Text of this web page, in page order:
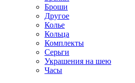
Броши
Другое
Колье
Кольца
Комплекты
Серьги
Украшения на шею
Часы